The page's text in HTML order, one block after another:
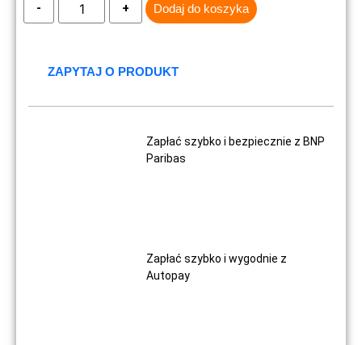
Dodaj do koszyka
ZAPYTAJ O PRODUKT
Zapłać szybko i bezpiecznie z BNP
Paribas
Zapłać szybko i wygodnie z
Autopay